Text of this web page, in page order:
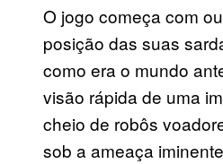
O jogo começa com
posição das suas
como era o mundo
visão rápida de uma
cheio de robôs
sob a ameaça